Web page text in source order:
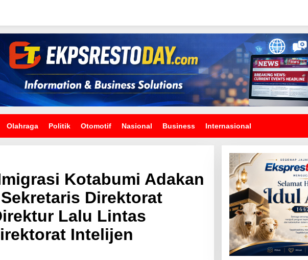
Olahraga Politik Otomotif Nasional Business Internasional
Kotabumi Adakan
Direktorat
Lalu Lintas
Intelijen